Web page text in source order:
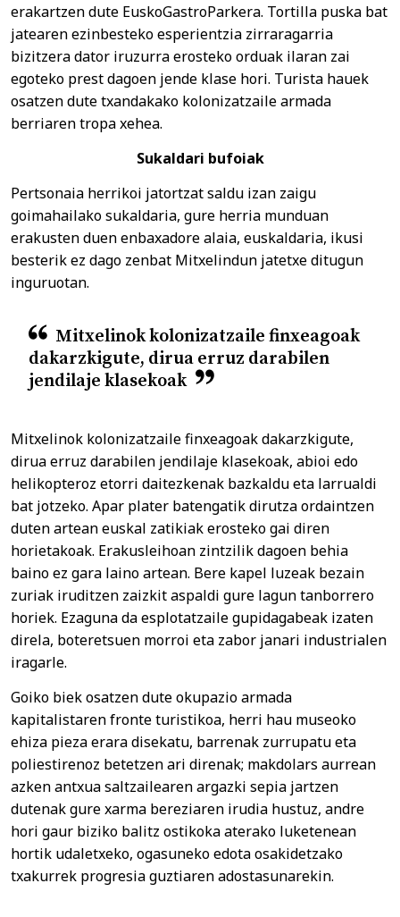
erakartzen dute EuskoGastroParkera. Tortilla puska bat
jatearen ezinbesteko esperientzia zirraragarria
bizitzera dator iruzurra erosteko orduak ilaran zai
egoteko prest dagoen jende klase hori. Turista hauek
osatzen dute txandakako kolonizatzaile armada
berriaren tropa xehea.
Sukaldari bufoiak
Pertsonaia herrikoi jatortzat saldu izan zaigu
goimahailako sukaldaria, gure herria munduan
erakusten duen enbaxadore alaia, euskaldaria, ikusi
besterik ez dago zenbat Mitxelindun jatetxe ditugun
inguruotan.
Mitxelinok kolonizatzaile finxeagoak
dakarzkigute, dirua erruz darabilen
jendilaje klasekoak
Mitxelinok kolonizatzaile finxeagoak dakarzkigute,
dirua erruz darabilen jendilaje klasekoak, abioi edo
helikopteroz etorri daitezkenak bazkaldu eta larrualdi
bat jotzeko. Apar plater batengatik dirutza ordaintzen
duten artean euskal zatikiak erosteko gai diren
horietakoak. Erakusleihoan zintzilik dagoen behia
baino ez gara laino artean. Bere kapel luzeak bezain
zuriak iruditzen zaizkit aspaldi gure lagun tanborrero
horiek. Ezaguna da esplotatzaile gupidagabeak izaten
direla, boteretsuen morroi eta zabor janari industrialen
iragarle.
Goiko biek osatzen dute okupazio armada
kapitalistaren fronte turistikoa, herri hau museoko
ehiza pieza erara disekatu, barrenak zurrupatu eta
poliestirenoz betetzen ari direnak; makdolars aurrean
azken antxua saltzailearen argazki sepia jartzen
dutenak gure xarma bereziaren irudia hustuz, andre
hori gaur biziko balitz ostikoka aterako luketenean
hortik udaletxeko, ogasuneko edota osakidetzako
txakurrek progresia guztiaren adostasunarekin.